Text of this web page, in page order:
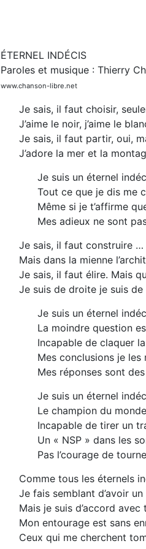
ÉTERNEL INDÉCIS
Paroles et musique : Thierry
www.chanson-libre.net
Je sais, il faut choisir,
J’aime le noir, j’aime le
Je sais, il faut partir, oui,
J’adore la mer et la
Je suis un éternel
Tout ce que je dis me
Même si je t’affirme
Mes adieux ne sont
Je sais, il faut construire …
Mais dans la mienne
Je sais, il faut élire. Mais
Je suis de droite je suis de
Je suis un éternel
La moindre question
Incapable de claquer
Mes conclusions je les
Mes réponses sont
Je suis un éternel
Le champion du
Incapable de tirer un
Un « NSP » dans les
Pas l’courage de
Comme tous les éternels
Je fais semblant d’avoir un
Mais je suis d’accord avec
Mon entourage est sans
Ceux qui me cherchent